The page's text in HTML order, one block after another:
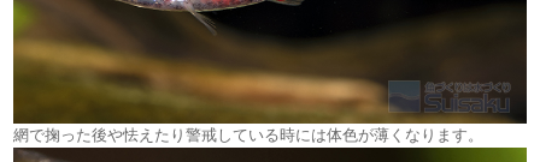
網で掬った後や怯えたり警戒している時には体色が薄くなります。